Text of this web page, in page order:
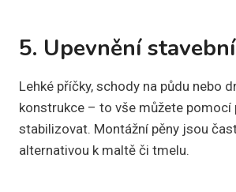
5. Upevnění
Lehké příčky, schody na půdu nebo
konstrukce – to vše můžete pomocí
stabilizovat. Montážní pěny jsou
alternativou k maltě či tmelu.